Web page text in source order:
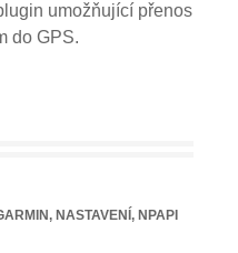
umožňující přenos
do GPS.
, NASTAVENÍ , NPAPI